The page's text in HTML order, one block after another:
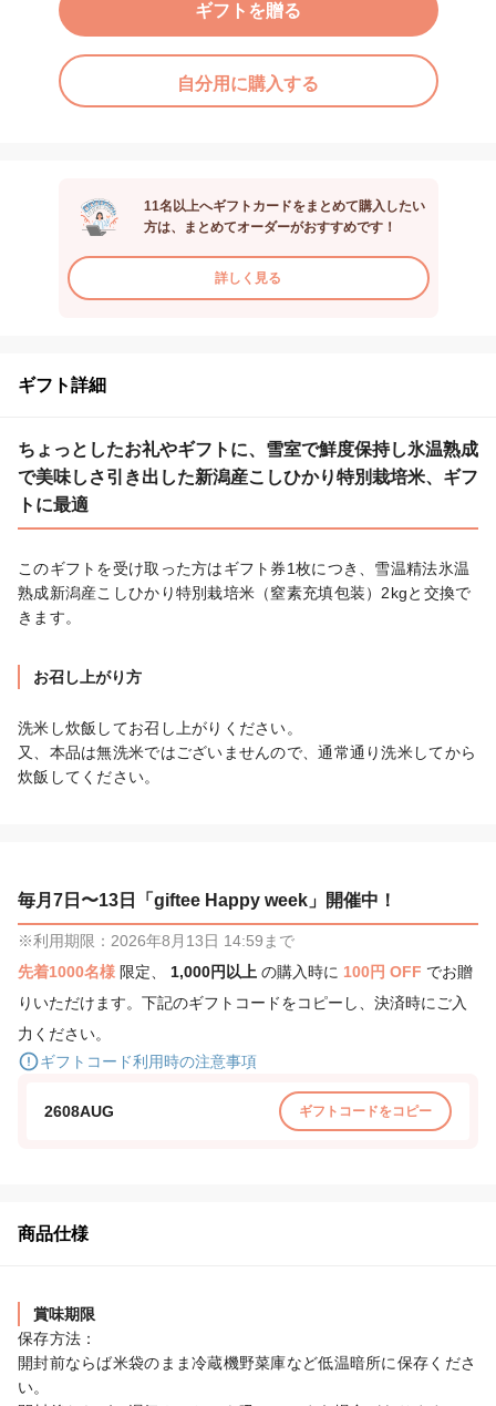
ギフトを贈る
自分用に購入する
11名以上へギフトカードをまとめて購入したい
方は、まとめてオーダーがおすすめです！
詳しく見る
ギフト詳細
ちょっとしたお礼やギフトに、雪室で鮮度保持し氷温熟成
で美味しさ引き出した新潟産こしひかり特別栽培米、ギフ
トに最適
このギフトを受け取った方はギフト券1枚につき、雪温精法氷温
熟成新潟産こしひかり特別栽培米（窒素充填包装）2kgと交換で
きます。
お召し上がり方
洗米し炊飯してお召し上がりください。
又、本品は無洗米ではございませんので、通常通り洗米してから
炊飯してください。
毎月7日〜13日「giftee Happy week」開催中！
※利用期限：2026年8月13日 14:59まで
先着1000名様 限定、 1,000円以上 の購入時に 100円 OFF でお贈
りいただけます。下記のギフトコードをコピーし、決済時にご入
力ください。
ギフトコード利用時の注意事項
2608AUG ギフトコードをコピー
商品仕様
賞味期限
保存方法：
開封前ならば米袋のまま冷蔵機野菜庫など低温暗所に保存くださ
い。